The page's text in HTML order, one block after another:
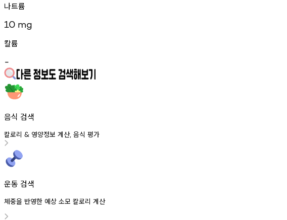
나트륨
10 mg
칼륨
-
음식 검색
칼로리 & 영양정보 계산, 음식 평가
운동 검색
체중을 반영한 예상 소모 칼로리 계산